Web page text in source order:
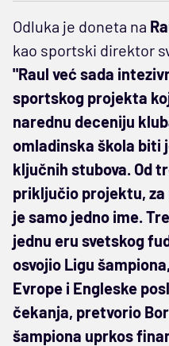
Odluka je doneta na
kao sportski direktor
"Raul već sada
sportskog projekta
narednu deceniju
omladinska škola biti
ključnih stubova. Od
priključio projektu,
je samo jedno ime.
jednu eru svetskog
osvojio Ligu
Evrope i Engleske
čekanja, pretvorio
šampiona uprkos